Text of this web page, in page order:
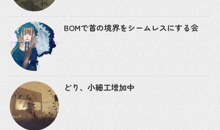
BOMで首の境界をシームレスにする会
どり、小細工増加中